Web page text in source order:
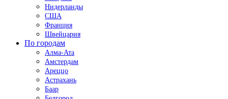
Нидерланды
США
Франция
Швейцария
По городам
Алма-Ата
Амстердам
Ареццо
Астрахань
Баар